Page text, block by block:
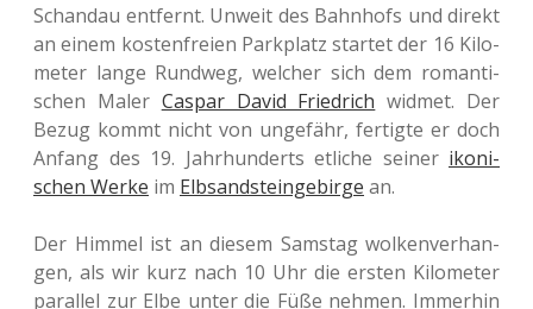
Schand­au ent­fernt. Unweit des Bahn­hofs und direkt
an einem kos­ten­frei­en Park­platz star­tet der 16 Kilo­
me­ter lange Rund­weg, wel­cher sich dem roman­ti­
schen Maler Caspar David Fried­rich widmet. Der
Bezug kommt nicht von unge­fähr, fer­tig­te er doch
Anfang des 19. Jahr­hun­derts etli­che seiner iko­ni­
schen Werke im Elb­sand­stein­ge­bir­ge an.
Der Himmel ist an diesem Sams­tag wol­ken­ver­han­
gen, als wir kurz nach 10 Uhr die ersten Kilo­me­ter
par­al­lel zur Elbe unter die Füße nehmen. Immer­hin